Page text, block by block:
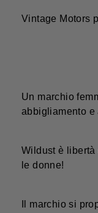
Vintage Motors
Un marchio
abbigliamento e
Wildust è libertà
le donne!
Il marchio si